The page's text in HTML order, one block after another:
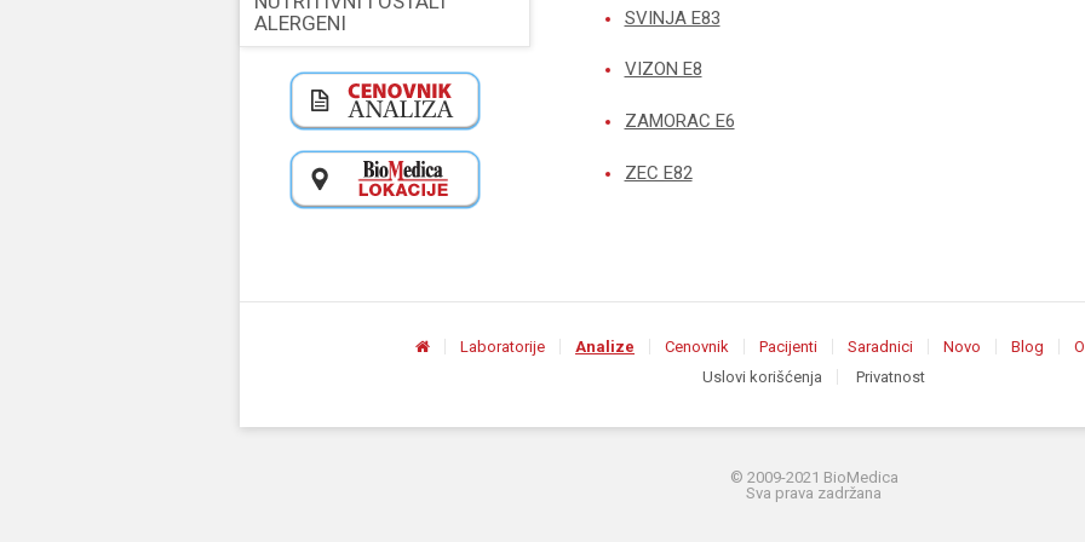
SVINJA E83
VIZON E8
ZAMORAC E6
ZEC E82
ALERGENI
Laboratorije Analize Cenovnik Pacijenti Saradnici Novo Blog
Uslovi korišćenja
Privatnost
© 2009-2021 BioMedica
Sva prava zadržana